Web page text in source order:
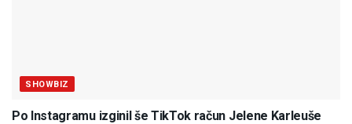
SHOWBIZ
Po Instagramu izginil še TikTok račun Jelene Karleuše